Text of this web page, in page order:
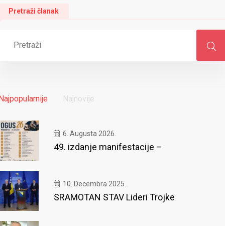
Pretraži članak
Najnovije
6. Augusta 2026.
49. izdanje manifestacije –
10. Decembra 2025.
SRAMOTAN STAV Lideri Trojke